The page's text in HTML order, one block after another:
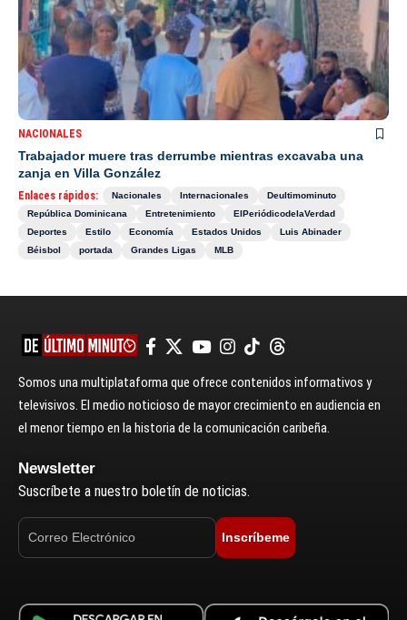
NACIONALES
Trabajador muere tras derrumbe mientras excavaba una
zanja en Villa González
Enlaces rápidos: Nacionales Internacionales
Deultimominuto
República Dominicana
Entretenimiento
ElPeriódicodelaVerdad
Deportes
Estilo Economía Estados Unidos
Luis Abinader
Béisbol
portada Grandes Ligas MLB
Somos una multiplataforma que ofrece contenidos informativos y
televisivos. El medio noticioso de mayor crecimiento en audiencia en
el menor tiempo en la historia de la comunicación caribeña.
Newsletter
Suscríbete a nuestro boletín de noticias.
Inscríbeme